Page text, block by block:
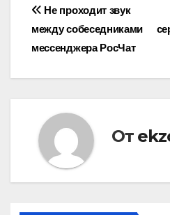
Навигация
по
записям
Не проходит звук
между собеседниками
мессенджера РосЧат
От